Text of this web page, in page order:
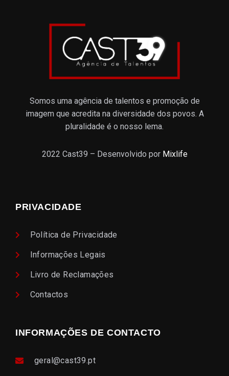
Somos uma agência de talentos e promoção de
imagem que acredita na diversidade dos povos. A
pluralidade é o nosso lema.
2022 Cast39 – Desenvolvido por Mixlife
PRIVACIDADE
Política de Privacidade
Informações Legais
Livro de Reclamações
Contactos
INFORMAÇÕES DE CONTACTO
geral@cast39.pt